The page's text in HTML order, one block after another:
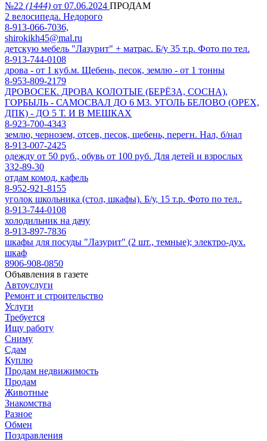
№22 (1444) от 07.06.2024 ПРОДАМ
2 велосипеда. Недорого
8-913-066-7036,
shirokikh45@mal.ru
детскую мебель "Лазурит" + матрас. Б/у 35 т.р. Фото по тел.
8-913-744-0108
дрова - от 1 куб.м. Щебень, песок, землю - от 1 тонны
8-953-809-2179
ДРОВОСЕК. ДРОВА КОЛОТЫЕ (БЕРЁЗА, СОСНА),
ГОРБЫЛЬ - САМОСВАЛ ДО 6 М3. УГОЛЬ БЕЛОВО (ОРЕХ,
ДПК) - ДО 5 Т. И В МЕШКАХ
8-923-700-4343
землю, чернозем, отсев, песок, щебень, перегн. Нал, б/нал
8-913-007-2425
одежду от 50 руб., обувь от 100 руб. Для детей и взрослых
332-89-30
отдам комод, кафель
8-952-921-8155
уголок школьника (стол, шкафы). Б/у, 15 т.р. Фото по тел..
8-913-744-0108
холодильник на дачу
8-913-897-7836
шкафы для посуды "Лазурит" (2 шт., темные); электро-дух.
шкаф
8906-908-0850
Объявления в газете
Автоуслуги
Ремонт и строительство
Услуги
Требуется
Ищу работу
Сниму
Сдам
Куплю
Продам недвижимость
Продам
Животные
Знакомства
Разное
Обмен
Поздравления